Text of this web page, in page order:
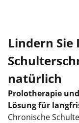
Lindern Sie
natürlich
Prolotherapie
Lösung für
Chronische